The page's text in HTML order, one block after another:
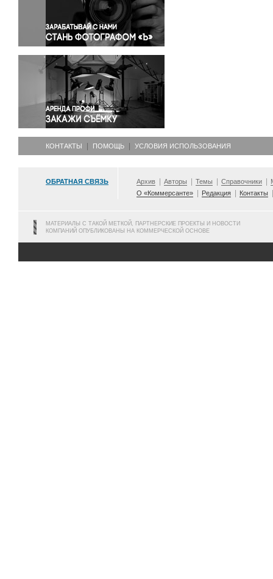
Правосудие
Происшествия и конфликты
Религия
Светская жизнь
Спорт
Экология
Экономика и бизнес
КОНТАКТЫ ПОМОЩЬ УСЛОВИЯ ИСПОЛЬЗОВАНИЯ
ОБРАТНАЯ СВЯЗЬ Архив Авторы Темы Справочники
О «Коммерсанте»
Редакция Контакты
МАТЕРИАЛЫ С ТАКОЙ МЕТКОЙ, ПАРТНЕРСКИЕ ПРОЕКТЫ И НОВОСТИ
КОМПАНИЙ ОПУБЛИКОВАНЫ НА КОММЕРЧЕСКОЙ ОСНОВЕ